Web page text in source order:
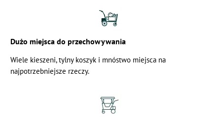
Dużo miejsca do przechowywania
Wiele kieszeni, tylny koszyk i mnóstwo miejsca na
najpotrzebniejsze rzeczy.